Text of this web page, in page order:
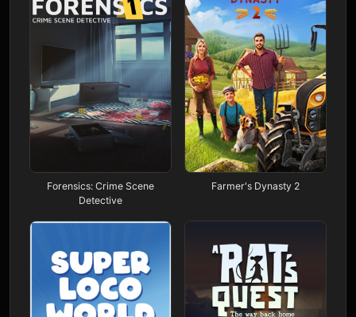
Forensics: Crime Scene
Detective
Farmer's Dynasty 2